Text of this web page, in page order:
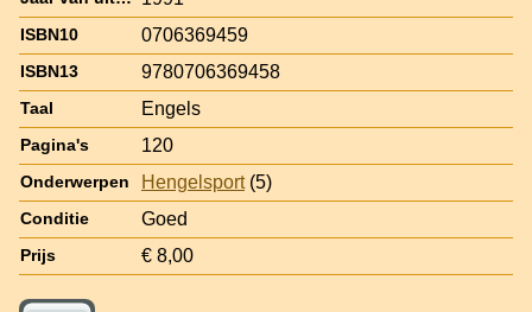
ISBN10 0706369459
ISBN13 9780706369458
Taal Engels
Pagina's 120
Onderwerpen Hengelsport(5)
Conditie Goed
Prijs € 8,00